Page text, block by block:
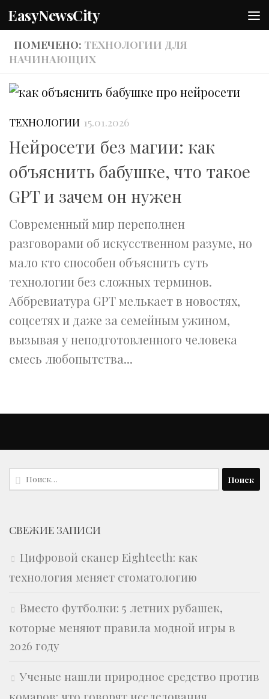
Перейти к содержимому
EasyNewsCity
ПОМЕЧЕНО: ТЕХНОЛОГИИ ДЛЯ
НАЧИНАЮЩИХ
ТЕХНОЛОГИИ 15.01.2026
Нейросети без магии: как
объяснить бабушке, что такое
GPT и зачем он нужен
Современный мир переполнен
разговорами об искусственном разуме, но
мало кто способен объяснить суть
технологии без сложных терминов.
Аббревиатура GPT мелькает в новостях,
соцсетях и даже за семейным ужином,
вызывая у неподготовленного человека
смесь любопытства...
Найти:
СВЕЖИЕ ЗАПИСИ
Цифровой сканер Eighteeth: как
технология меняет стоматологию
Вместо футболки: 5 летних рубашек,
которые меняют правила модной игры в
2026 году
Ученые нашли природное средство против